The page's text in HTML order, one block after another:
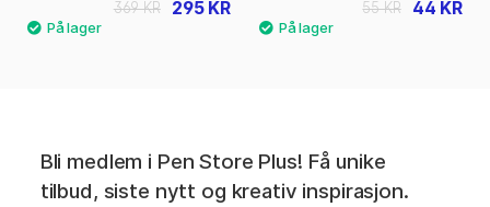
295 KR
369 KR 44 KR
55 KR
Bli medlem i Pen Store Plus! Få unike
tilbud, siste nytt og kreativ inspirasjon.